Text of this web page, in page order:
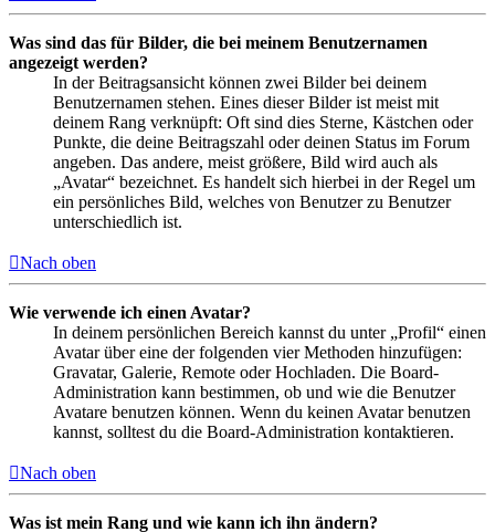
Was sind das für Bilder, die bei meinem Benutzernamen
angezeigt werden?
In der Beitragsansicht können zwei Bilder bei deinem
Benutzernamen stehen. Eines dieser Bilder ist meist mit
deinem Rang verknüpft: Oft sind dies Sterne, Kästchen oder
Punkte, die deine Beitragszahl oder deinen Status im Forum
angeben. Das andere, meist größere, Bild wird auch als
„Avatar“ bezeichnet. Es handelt sich hierbei in der Regel um
ein persönliches Bild, welches von Benutzer zu Benutzer
unterschiedlich ist.
Nach oben
Wie verwende ich einen Avatar?
In deinem persönlichen Bereich kannst du unter „Profil“ einen
Avatar über eine der folgenden vier Methoden hinzufügen:
Gravatar, Galerie, Remote oder Hochladen. Die Board-
Administration kann bestimmen, ob und wie die Benutzer
Avatare benutzen können. Wenn du keinen Avatar benutzen
kannst, solltest du die Board-Administration kontaktieren.
Nach oben
Was ist mein Rang und wie kann ich ihn ändern?